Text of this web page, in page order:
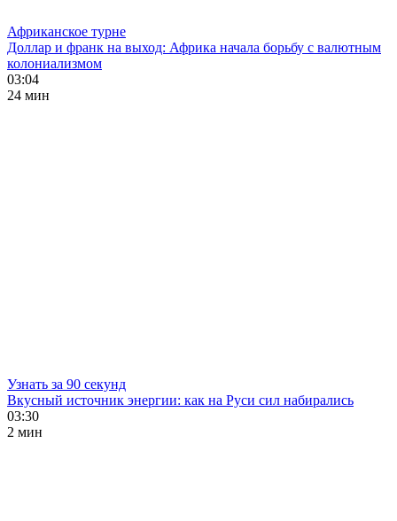
Африканское турне
Доллар и франк на выход: Африка начала борьбу с валютным
колониализмом
03:04
24 мин
Узнать за 90 секунд
Вкусный источник энергии: как на Руси сил набирались
03:30
2 мин